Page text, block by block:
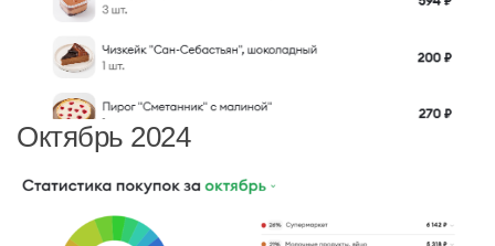
Октябрь 2024